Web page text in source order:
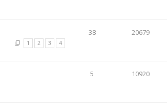
1 2 3 4
38 20679
5 10920